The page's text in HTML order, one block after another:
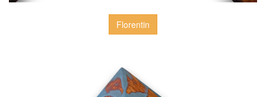
Florentin